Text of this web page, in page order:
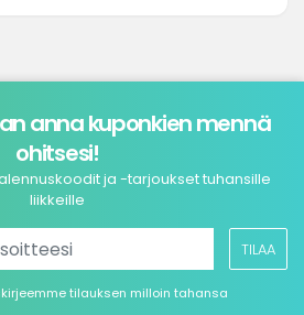
anna kuponkien mennä
ohitsesi!
ja -tarjoukset tuhansille
liikkeille
TILAA
tilauksen milloin tahansa